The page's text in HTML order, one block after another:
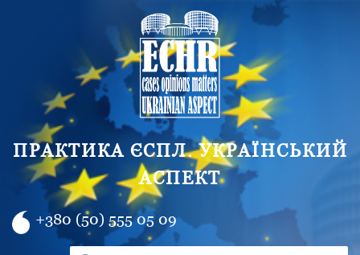
ПРАКТИКА ЄСПЛ. УКРАЇНСЬКИЙ
АСПЕКТ
+380 (50) 555 05 09